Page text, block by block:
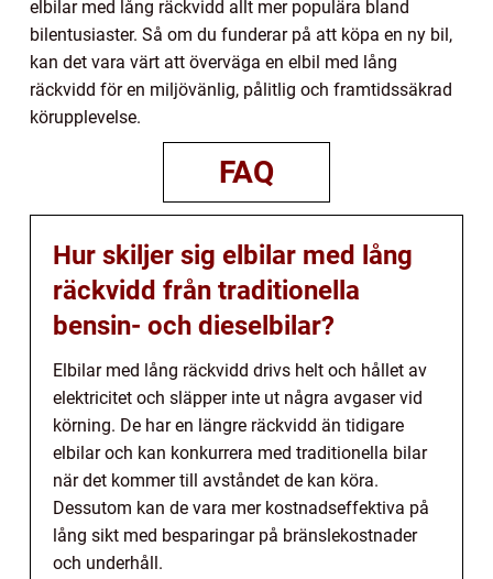
elbilar med lång räckvidd allt mer populära bland
bilentusiaster. Så om du funderar på att köpa en ny bil,
kan det vara värt att överväga en elbil med lång
räckvidd för en miljövänlig, pålitlig och framtidssäkrad
körupplevelse.
FAQ
Hur skiljer sig elbilar med lång
räckvidd från traditionella
bensin- och dieselbilar?
Elbilar med lång räckvidd drivs helt och hållet av
elektricitet och släpper inte ut några avgaser vid
körning. De har en längre räckvidd än tidigare
elbilar och kan konkurrera med traditionella bilar
när det kommer till avståndet de kan köra.
Dessutom kan de vara mer kostnadseffektiva på
lång sikt med besparingar på bränslekostnader
och underhåll.